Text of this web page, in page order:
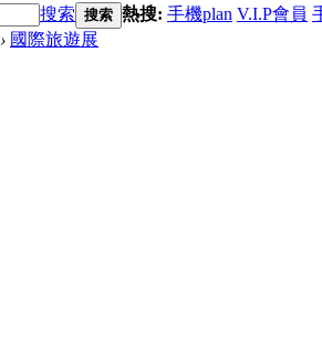
搜索 搜索 熱搜: 手機plan V.I.P會員
› 國際旅遊展